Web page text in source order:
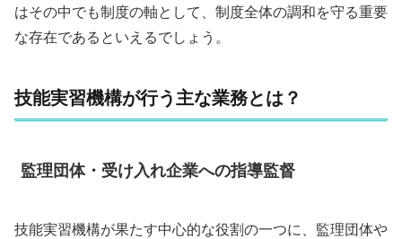
はその中でも制度の軸として、制度全体の調和を守る重要
な存在であるといえるでしょう。
技能実習機構が行う主な業務とは？
監理団体・受け入れ企業への指導監督
技能実習機構が果たす中心的な役割の一つに、監理団体や